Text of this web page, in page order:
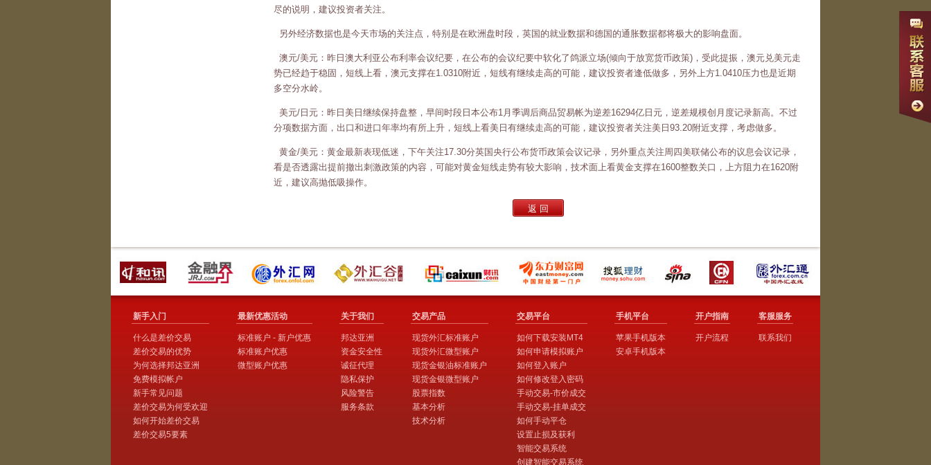
尽的说明，建议投资者关注。
另外经济数据也是今天市场的关注点，特别是在欧洲盘时段，英国的就业数据和德国的通胀数据都将极大的影响盘面。
澳元/美元：昨日澳大利亚公布利率会议纪要，在公布的会议纪要中软化了鸽派立场(倾向于放宽货币政策)，受此提振，澳元兑美元走
势已经趋于稳固，短线上看，澳元支撑在1.0310附近，短线有继续走高的可能，建议投资者逢低做多，另外上方1.0410压力也是近期
多空分水岭。
美元/日元：昨日美日继续保持盘整，早间时段日本公布1月季调后商品贸易帐为逆差16294亿日元，逆差规模创月度记录新高。不过
分项数据方面，出口和进口年率均有所上升，短线上看美日有继续走高的可能，建议投资者关注美日93.20附近支撑，考虑做多。
黄金/美元：黄金最新表现低迷，下午关注17.30分英国央行公布货币政策会议记录，另外重点关注周四美联储公布的议息会议记录，
看是否透露出提前撤出刺激政策的内容，可能对黄金短线走势有较大影响，技术面上看黄金支撑在1600整数关口，上方阻力在1620附
近，建议高抛低吸操作。
新手入门
什么是差价交易
差价交易的优势
为何选择邦达亚洲
免费模拟帐户
新手常见问题
差价交易为何受欢迎
如何开始差价交易
差价交易5要素
最新优惠活动
标准账户 - 新户优惠
标准账户优惠
微型账户优惠
关于我们
邦达亚洲
资金安全性
诚征代理
隐私保护
风险警告
服务条款
交易产品
现货外汇标准账户
现货外汇微型账户
现货金银油标准账户
现货金银微型账户
股票指数
基本分析
技术分析
交易平台
如何下载安装MT4
如何申请模拟账户
如何登入账户
如何修改登入密码
手动交易-市价成交
手动交易-挂单成交
如何手动平仓
设置止损及获利
智能交易系统
创建智能交易系统
手机平台
苹果手机版本
安卓手机版本
开户指南
开户流程
客服服务
联系我们